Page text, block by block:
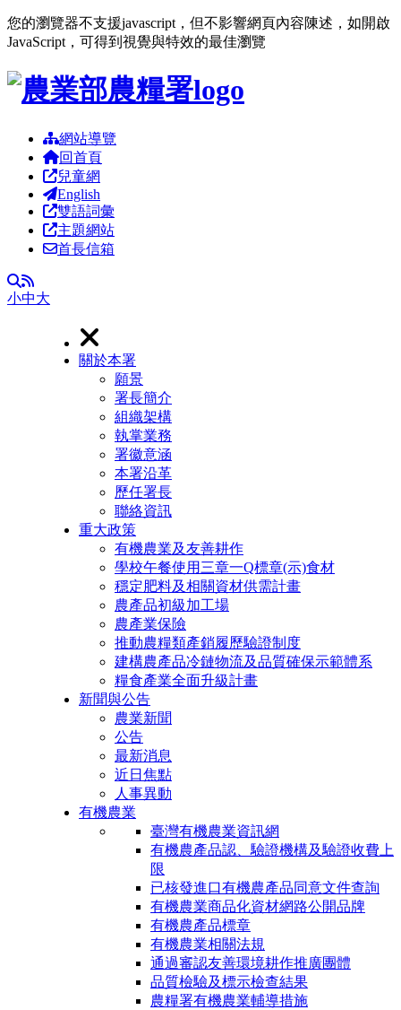
您的瀏覽器不支援javascript，但不影響網頁內容陳述，如開啟
JavaScript，可得到視覺與特效的最佳瀏覽
跳到主要內容區塊
網站導覽
回首頁
兒童網
English
雙語詞彙
主題網站
首長信箱
全文檢索
RSS
小中大
關於本署
願景
署長簡介
組織架構
執掌業務
署徽意涵
本署沿革
歷任署長
聯絡資訊
重大政策
有機農業及友善耕作
學校午餐使用三章一Q標章(示)食材
穩定肥料及相關資材供需計畫
農產品初級加工場
農產業保險
推動農糧類產銷履歷驗證制度
建構農產品冷鏈物流及品質確保示範體系
糧食產業全面升級計畫
新聞與公告
農業新聞
公告
最新消息
近日焦點
人事異動
有機農業
臺灣有機農業資訊網
有機農產品認、驗證機構及驗證收費上
限
已核發進口有機農產品同意文件查詢
有機農業商品化資材網路公開品牌
有機農產品標章
有機農業相關法規
通過審認友善環境耕作推廣團體
品質檢驗及標示檢查結果
農糧署有機農業輔導措施